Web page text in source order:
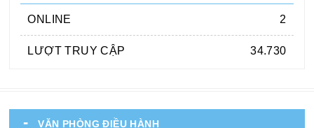
ONLINE 2
LƯỢT TRUY CẬP 34.730
VĂN PHÒNG ĐIỀU HÀNH